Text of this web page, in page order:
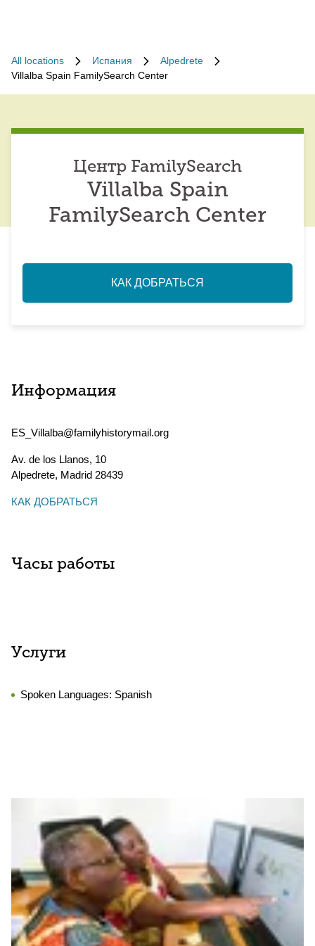
All locations Испания
Alpedrete
Villalba Spain FamilySearch Center
Центр FamilySearch
Villalba Spain
FamilySearch Center
КАК ДОБРАТЬСЯ
Информация
ES_Villalba@familyhistorymail.org
Av. de los Llanos, 10
Alpedrete, Madrid 28439
КАК ДОБРАТЬСЯ
Часы работы
Услуги
Spoken Languages: Spanish